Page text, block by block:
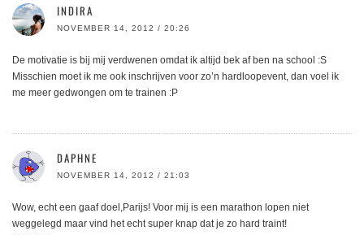
INDIRA
NOVEMBER 14, 2012 / 20:26
De motivatie is bij mij verdwenen omdat ik altijd bek af ben na school :S
Misschien moet ik me ook inschrijven voor zo’n hardloopevent, dan voel ik
me meer gedwongen om te trainen :P
DAPHNE
NOVEMBER 14, 2012 / 21:03
Wow, echt een gaaf doel,Parijs! Voor mij is een marathon lopen niet
weggelegd maar vind het echt super knap dat je zo hard traint!